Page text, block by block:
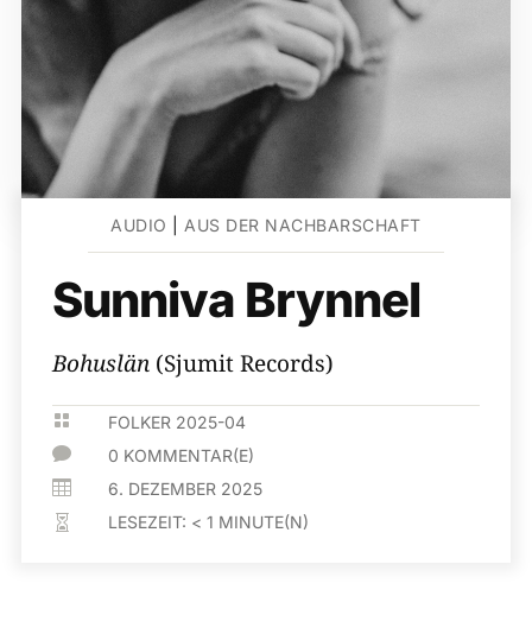
AUDIO AUS DER NACHBARSCHAFT
Sunniva Brynnel
Bohuslän (Sjumit Records)
 FOLKER 2025-04
 0 KOMMENTAR(E)
 6. DEZEMBER 2025
 LESEZEIT: < 1 MINUTE(N)